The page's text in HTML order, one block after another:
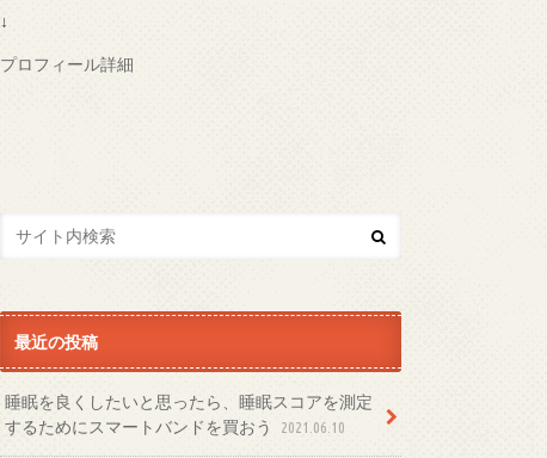
↓
プロフィール詳細
最近の投稿
睡眠を良くしたいと思ったら、睡眠スコアを測定
するためにスマートバンドを買おう
2021.06.10